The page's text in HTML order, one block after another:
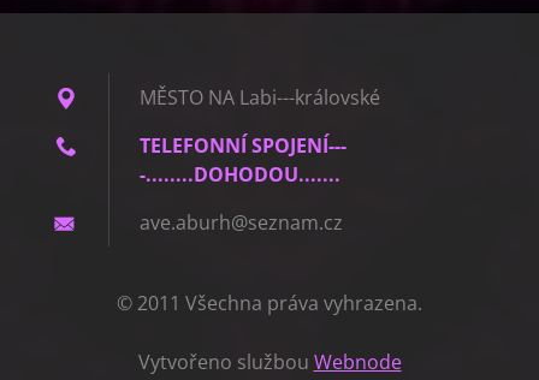
MĚSTO NA Labi---královské
TELEFONNÍ SPOJENÍ---
-........DOHODOU.......
ave.aburh@seznam.cz
© 2011 Všechna práva vyhrazena.
Vytvořeno službou Webnode